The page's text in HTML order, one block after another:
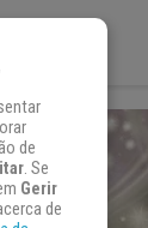
de
. Se
Gerir
de